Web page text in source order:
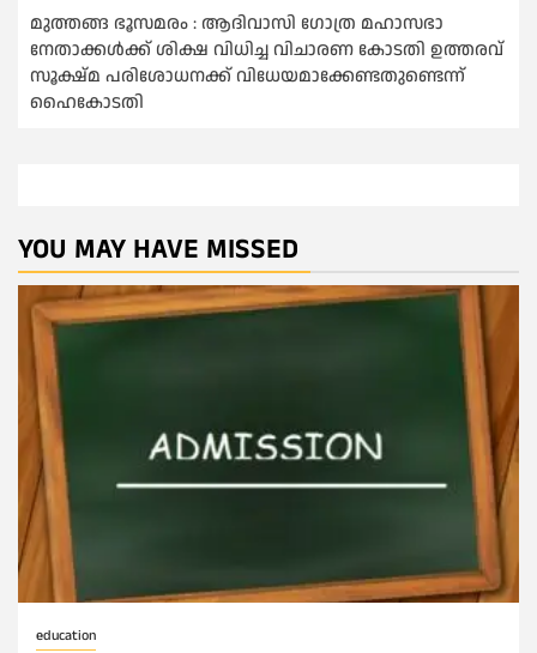
മുത്തങ്ങ ഭൂസമരം : ആദിവാസി ഗോത്ര മഹാസഭാ
നേതാക്കള്‍ക്ക് ശിക്ഷ വിധിച്ച വിചാരണ കോടതി ഉത്തരവ്
സൂക്ഷ്മ പരിശോധനക്ക് വിധേയമാക്കേണ്ടതുണ്ടെന്ന്
ഹൈകോടതി
YOU MAY HAVE MISSED
education